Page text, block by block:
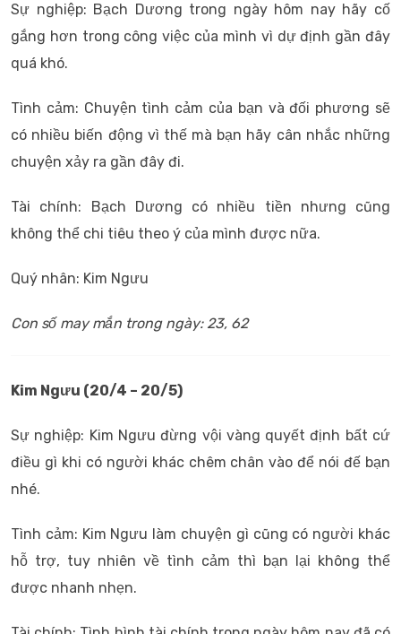
Sự nghiệp: Bạch Dương trong ngày hôm nay hãy cố
gắng hơn trong công việc của mình vì dự định gần đây
quá khó.
Tình cảm: Chuyện tình cảm của bạn và đối phương sẽ
có nhiều biến động vì thế mà bạn hãy cân nhắc những
chuyện xảy ra gần đây đi.
Tài chính: Bạch Dương có nhiều tiền nhưng cũng
không thể chi tiêu theo ý của mình được nữa.
Quý nhân: Kim Ngưu
Con số may mắn trong ngày: 23, 62
Kim Ngưu (20/4 – 20/5)
Sự nghiệp: Kim Ngưu đừng vội vàng quyết định bất cứ
điều gì khi có người khác chêm chân vào để nói đế bạn
nhé.
Tình cảm: Kim Ngưu làm chuyện gì cũng có người khác
hỗ trợ, tuy nhiên về tình cảm thì bạn lại không thể
được nhanh nhẹn.